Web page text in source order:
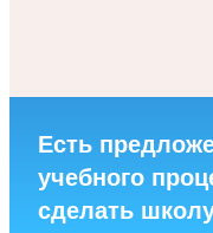
Есть
учебного
сделать